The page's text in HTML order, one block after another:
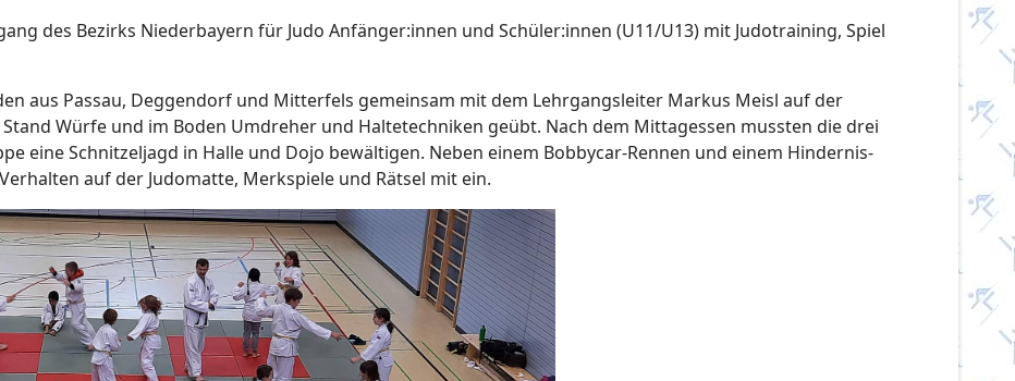
des Bezirks Niederbayern für Judo Anfänger:innen und Schüler:innen (U11/U13) mit Judotraining, Spiel
aus Passau, Deggendorf und Mitterfels gemeinsam mit dem Lehrgangsleiter Markus Meisl auf der
Würfe und im Boden Umdreher und Haltetechniken geübt. Nach dem Mittagessen mussten die drei
eine Schnitzeljagd in Halle und Dojo bewältigen. Neben einem Bobbycar-Rennen und einem Hindernis-
auf der Judomatte, Merkspiele und Rätsel mit ein.